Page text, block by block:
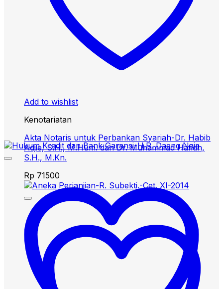
Add to wishlist
Kenotariatan
Akta Notaris untuk Perbankan Syariah-Dr. Habib
Adjie, S.H., M.Hum. dan Dr. Muhammad Hafidh,
S.H., M.Kn.
Rp 71500